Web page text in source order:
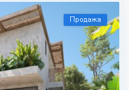
Продажа